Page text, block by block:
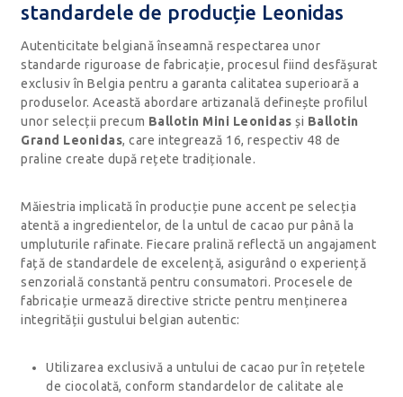
standardele de producție Leonidas
Autenticitate belgiană înseamnă respectarea unor
standarde riguroase de fabricație, procesul fiind desfășurat
exclusiv în Belgia pentru a garanta calitatea superioară a
produselor. Această abordare artizanală definește profilul
unor selecții precum Ballotin Mini Leonidas și Ballotin
Grand Leonidas, care integrează 16, respectiv 48 de
praline create după rețete tradiționale.
Măiestria implicată în producție pune accent pe selecția
atentă a ingredientelor, de la untul de cacao pur până la
umpluturile rafinate. Fiecare pralină reflectă un angajament
față de standardele de excelență, asigurând o experiență
senzorială constantă pentru consumatori. Procesele de
fabricație urmează directive stricte pentru menținerea
integrității gustului belgian autentic:
Utilizarea exclusivă a untului de cacao pur în rețetele
de ciocolată, conform standardelor de calitate ale